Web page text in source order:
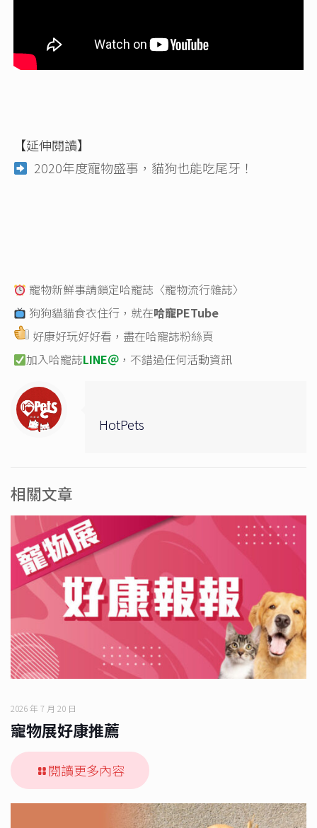
【延伸閱讀】
2020年度寵物盛事，貓狗也能吃尾牙！
寵物新鮮事請鎖定哈寵誌〈寵物流行雜誌〉
狗狗貓貓食衣住行，就在哈寵PETube
好康好玩好好看，盡在哈寵誌粉絲頁
加入哈寵誌LINE＠ ，不錯過任何活動資訊
HotPets
相關文章
2026 年 7 月 20 日
寵物展好康推薦
閱讀更多內容